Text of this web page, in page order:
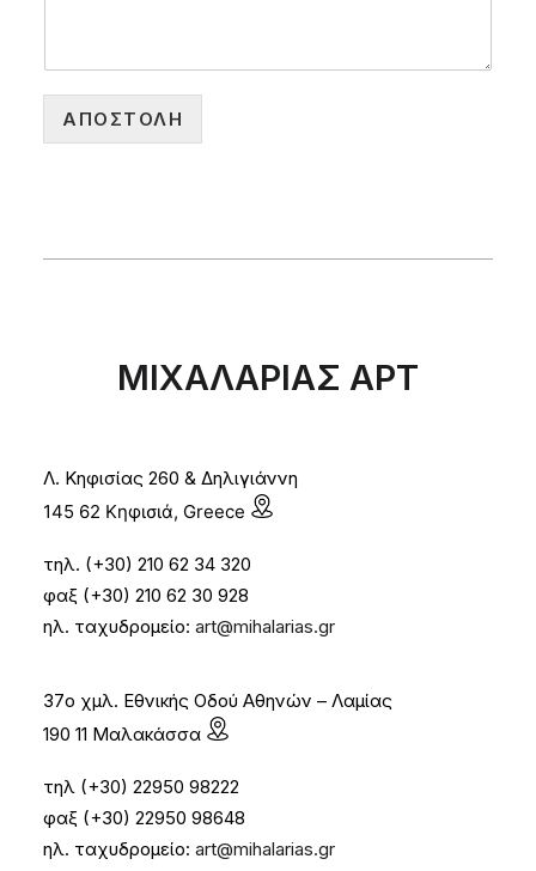
ΑΠΟΣΤΟΛΉ
ΜΙΧΑΛΑΡΙΑΣ ΑΡΤ
Λ. Κηφισίας 260 & Δηλιγιάννη
145 62 Κηφισιά, Greece
τηλ. (+30) 210 62 34 320
φαξ (+30) 210 62 30 928
ηλ. ταχυδρομείο: art@mihalarias.gr
37ο χμλ. Εθνικής Οδού Αθηνών – Λαμίας
190 11 Μαλακάσσα
τηλ (+30) 22950 98222
φαξ (+30) 22950 98648
ηλ. ταχυδρομείο: art@mihalarias.gr